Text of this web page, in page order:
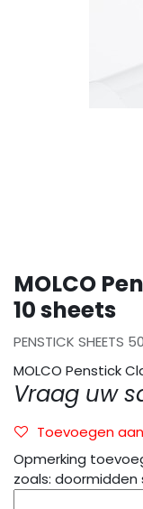
MOLCO
10 sheets
PENSTICK SHEETS
MOLCO Penstick
Vraag uw
Toevoegen
Opmerking
zoals: doormidden